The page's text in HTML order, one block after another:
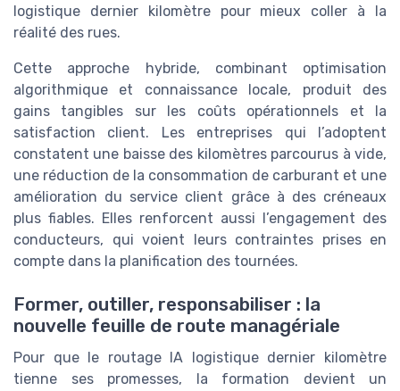
logistique dernier kilomètre pour mieux coller à la
réalité des rues.
Cette approche hybride, combinant optimisation
algorithmique et connaissance locale, produit des
gains tangibles sur les coûts opérationnels et la
satisfaction client. Les entreprises qui l’adoptent
constatent une baisse des kilomètres parcourus à vide,
une réduction de la consommation de carburant et une
amélioration du service client grâce à des créneaux
plus fiables. Elles renforcent aussi l’engagement des
conducteurs, qui voient leurs contraintes prises en
compte dans la planification des tournées.
Former, outiller, responsabiliser : la
nouvelle feuille de route managériale
Pour que le routage IA logistique dernier kilomètre
tienne ses promesses, la formation devient un